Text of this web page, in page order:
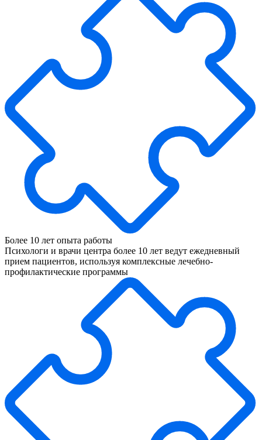
Более 10 лет опыта работы
Психологи и врачи центра более 10 лет ведут ежедневный
прием пациентов, используя комплексные лечебно-
профилактические программы